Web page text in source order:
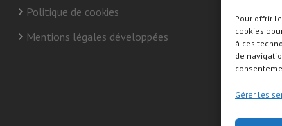
Pour offrir
cookies
à ces
de
Gérer les
Politique de cookies
Mentions légales développées